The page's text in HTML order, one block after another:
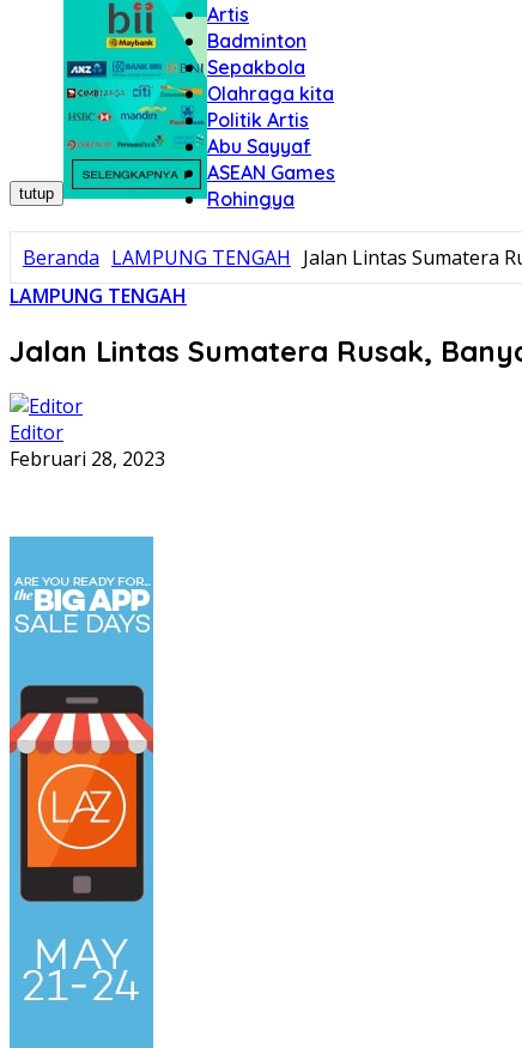
tutup
Artis
Badminton
Sepakbola
Olahraga kita
Politik Artis
Abu Sayyaf
ASEAN Games
Rohingya
Beranda LAMPUNG TENGAH Jalan Lintas Sumatera
LAMPUNG TENGAH
Jalan Lintas Sumatera Rusak,
Editor
Februari 28, 2023